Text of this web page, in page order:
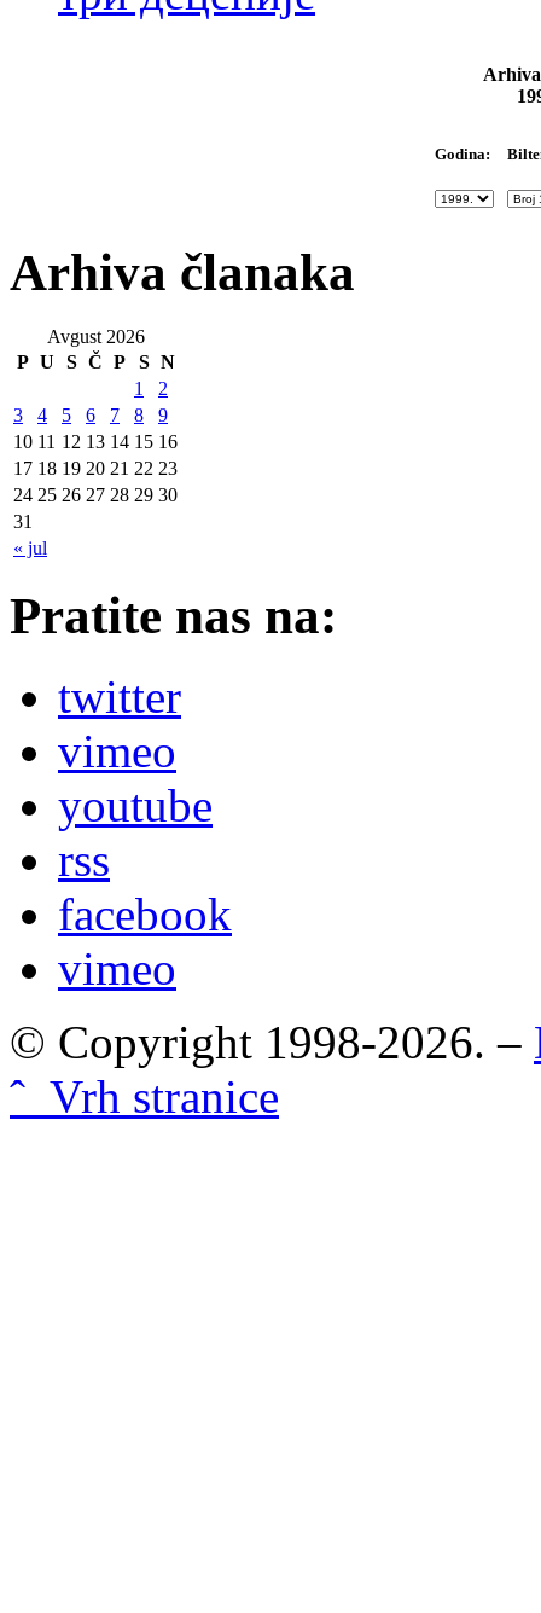
Godina:
Arhiva članaka
Avgust 2026
P U S Č P S N
« jul
1
2
3
4 5 6 7 8
9
10 11 12 13 14 15 16
17 18 19 20 21 22 23
24 25 26 27 28 29 30
31
Pratite nas na:
twitter
vimeo
youtube
rss
facebook
vimeo
© Copyright 1998-2026. –
ˆ Vrh stranice